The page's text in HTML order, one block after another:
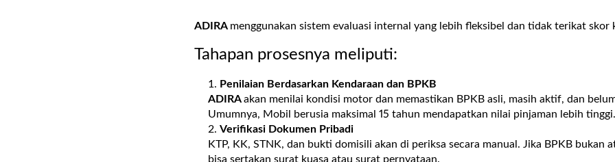
ADIRA menggunakan sistem evaluasi internal yang lebih fleksibel dan tidak terikat skor
Tahapan prosesnya meliputi:
Penilaian Berdasarkan Kendaraan dan BPKB
ADIRAakan menilai kondisi motor dan memastikan BPKB asli, masih aktif, dan
Umumnya, Mobil berusia maksimal 15 tahun mendapatkan nilai pinjaman lebih
Verifikasi Dokumen Pribadi
KTP, KK, STNK, dan bukti domisili akan di periksa secara manual. Jika BPKB bukan
bisa sertakan surat kuasa atau surat pernyataan.